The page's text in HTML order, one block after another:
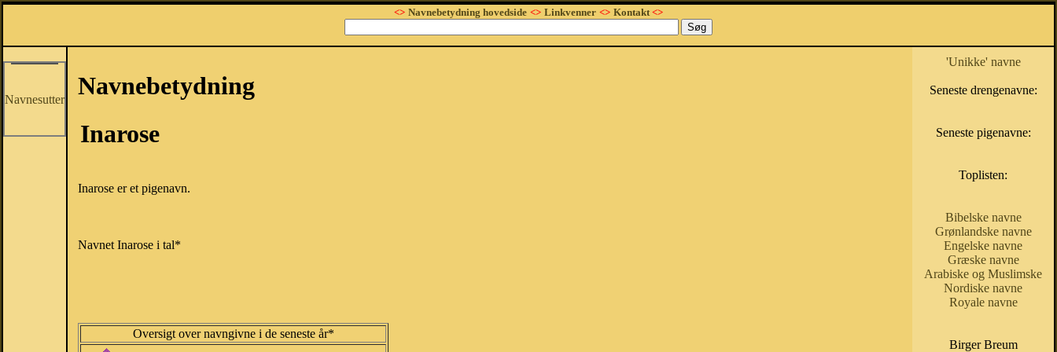
<> Navnebetydning hovedside <> Linkvenner <> Kontakt<>
Navnesutter
Navnebetydning
Inarose
Inarose er et pigenavn.
Navnet Inarose i tal*
Oversigt over navngivne i de seneste år*
'Unikke' navne
Seneste drengenavne:
Seneste pigenavne:
Toplisten:
Bibelske navne
Grønlandske navne
Engelske navne
Græske navne
Arabiske og Muslimske
Nordiske navne
Royale navne
Birger Breum